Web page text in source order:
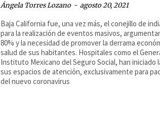
Ángela Torres Lozano - agosto 20, 2021
Baja California fue, una vez más, el conejillo de
para la realización de eventos masivos,
80% y la necesidad de promover la derrama
salud de sus habitantes. Hospitales como el
Instituto Mexicano del Seguro Social, han iniciado
sus espacios de atención, exclusivamente para
del nuevo coronavirus